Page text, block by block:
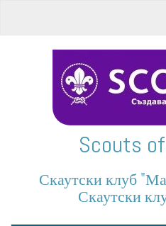
Scouts
Скаутски клуб
Скаутски